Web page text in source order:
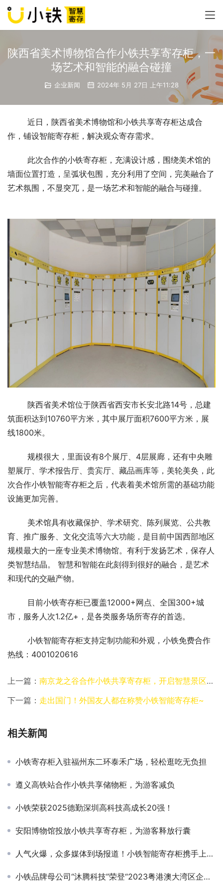
陕西省美术博物馆合作小铁共享寄存柜，一
场艺术和智能的融合碰撞
企业新闻 2024年 5月 27日 上午11:28
近日，陕西省美术博物馆和小铁共享寄存柜达成合
作，铺设智能寄存柜，解决观众寄存需求。
此次合作的小铁寄存柜，充满设计感，围绕美术馆的
墙面位置打造，呈弧状包围，充分利用了空间，完美融合了
艺术氛围，不显突兀，是一场艺术和智能的融合与碰撞。
陕西省美术馆位于陕西省西安市长安北路14号，总建
筑面积达到10760平方米，其中展厅面积7600平方米，展
线1800米。
规模很大，里面设有8个展厅、4层展廊，还有中央雕
塑展厅、学术报告厅、贵宾厅、藏品画库等，美轮美奂，此
次合作小铁智能寄存柜之后，代表着美术馆所需的基础功能
设施更加完善。
美术馆具有收藏保护、学术研究、陈列展览、公共教
育、推广服务、文化交流等六大功能，是目前中国西部地区
规模最大的一座专业美术博物馆。有利于发扬艺术，保存人
类智慧结晶。 智慧和智能在此刻得到很好的融合，是艺术
和现代的交融产物。
目前小铁寄存柜已覆盖12000+网点、全国300+城
市，服务人次1.2亿+，是各类服务场所寄存的首选。
小铁智能寄存柜支持定制功能和外观，小铁免费合作
热线：4001020616
上一篇： 南京龙之谷合作小铁共享寄存柜，开启智慧景区之路
下一篇： 走出国门！外国友人都在称赞小铁智能寄存柜~
相关新闻
小铁寄存柜入驻福州东二环泰禾广场，轻松逛吃无负担
遵义高铁站合作小铁共享储物柜，为游客减负
小铁荣获2025德勤深圳高科技高成长20强！
安阳博物馆投放小铁共享寄存柜，为游客释放行囊
人气火爆，众多媒体到场报道！小铁智能寄存柜携手上海地铁打造出行轻体验
小铁品牌母公司“沐腾科技”荣登“2023粤港澳大湾区企业创新力榜单